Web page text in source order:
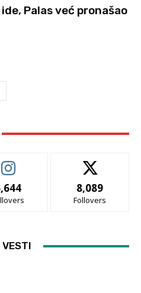
Palas već pronašao
8,089
Follovers